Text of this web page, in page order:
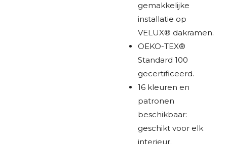
gemakkelijke
installatie op
VELUX® dakramen.
OEKO-TEX®
Standard 100
gecertificeerd.
16 kleuren en
patronen
beschikbaar:
geschikt voor elk
interieur.